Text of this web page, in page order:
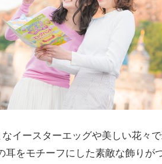
イースターエッグや美しい花々
耳をモチーフにした素敵な飾り